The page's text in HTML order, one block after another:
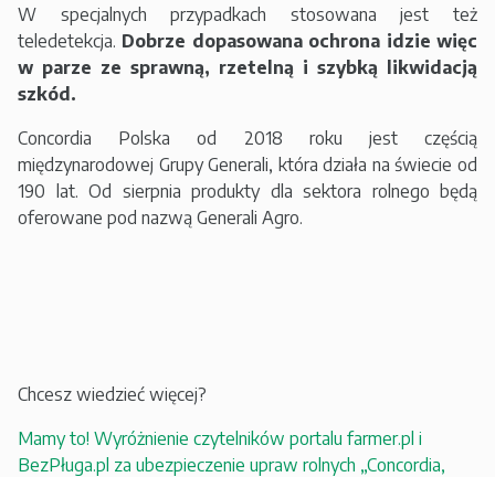
W specjalnych przypadkach stosowana jest też
teledetekcja. Dobrze dopasowana ochrona idzie więc
w parze ze sprawną, rzetelną i szybką likwidacją
szkód.
Concordia Polska od 2018 roku jest częścią
międzynarodowej Grupy Generali, która działa na świecie od
190 lat. Od sierpnia produkty dla sektora rolnego będą
oferowane pod nazwą Generali Agro.
Chcesz wiedzieć więcej?
Mamy to! Wyróżnienie czytelników portalu farmer.pl i
BezPługa.pl za ubezpieczenie upraw rolnych „Concordia,